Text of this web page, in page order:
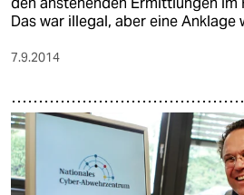
Das war illegal, aber eine Anklage
7.9.2014